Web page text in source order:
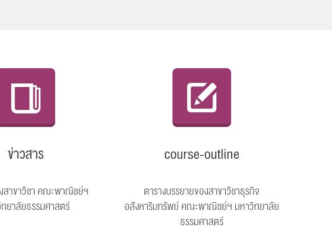
ข่าวสาร
สาขาวิชา คณะพาณิชย์ฯ
ยาลัยธรรมศาสตร์
course-outline
ตารางบรรยายของสาขาวิชาธุรกิจ
อสังหาริมทรัพย์ คณะพาณิชย์ฯ มหาวิทยาลัย
ธรรมศาสตร์